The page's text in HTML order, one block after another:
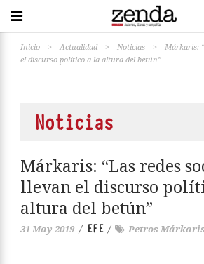
Inicio > Actualidad > Noticias >
Márkaris:
el discurso político a la altura del betún”
Noticias
Márkaris: “Las redes
llevan el discurso
altura del betún”
31 May 2019 / EFE / Petros Márkaris